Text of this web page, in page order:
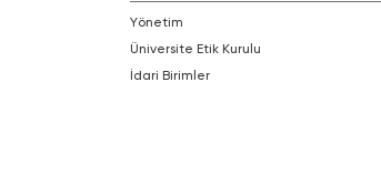
Yönetim
Üniversite Etik Kurulu
İdari Birimler